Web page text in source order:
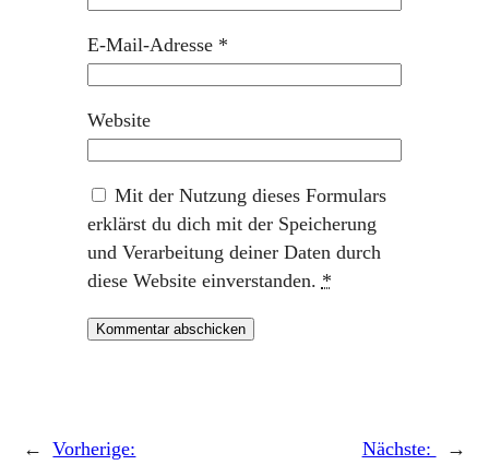
E-Mail-Adresse *
Website
Mit der Nutzung dieses Formulars
erklärst du dich mit der Speicherung
und Verarbeitung deiner Daten durch
diese Website einverstanden. *
← Vorherige: Nächste: →